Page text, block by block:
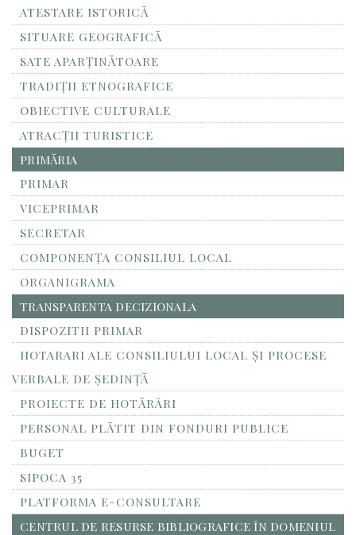
ATESTARE ISTORICĂ
SITUARE GEOGRAFICĂ
SATE APARȚINĂTOARE
TRADIȚII ETNOGRAFICE
OBIECTIVE CULTURALE
ATRACȚII TURISTICE
PRIMĂRIA
PRIMAR
VICEPRIMAR
SECRETAR
COMPONENȚA CONSILIUL LOCAL
ORGANIGRAMA
TRANSPARENTA DECIZIONALA
DISPOZITII PRIMAR
HOTARARI ALE CONSILIULUI LOCAL ȘI PROCESE
VERBALE DE ȘEDINȚĂ
PROIECTE DE HOTĂRÂRI
PERSONAL PLĂTIT DIN FONDURI PUBLICE
BUGET
SIPOCA 35
PLATFORMA E-CONSULTARE
CENTRUL DE RESURSE BIBLIOGRAFICE ÎN DOMENIUL